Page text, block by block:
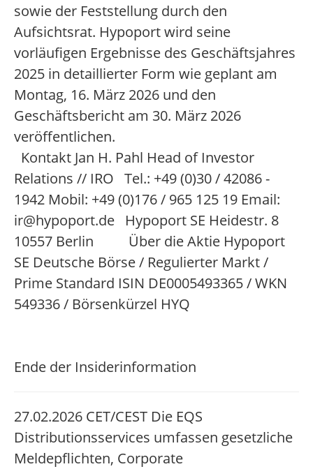
sowie der Feststellung durch den
Aufsichtsrat. Hypoport wird seine
vorläufigen Ergebnisse des Geschäftsjahres
2025 in detaillierter Form wie geplant am
Montag, 16. März 2026 und den
Geschäftsbericht am 30. März 2026
veröffentlichen.
Kontakt Jan H. Pahl Head of Investor
Relations // IRO Tel.: +49 (0)30 / 42086 -
1942 Mobil: +49 (0)176 / 965 125 19 Email:
ir@hypoport.de Hypoport SE Heidestr. 8
10557 Berlin Über die Aktie Hypoport
SE Deutsche Börse / Regulierter Markt /
Prime Standard ISIN DE0005493365 / WKN
549336 / Börsenkürzel HYQ
Ende der Insiderinformation
27.02.2026 CET/CEST Die EQS
Distributionsservices umfassen gesetzliche
Meldepflichten, Corporate